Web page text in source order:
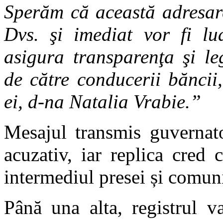
Sperăm că această
Dvs. şi imediat vor fi
asigura transparenţa şi
de către conducerii
ei, d-na Natalia Vrabie.”
Mesajul transmis
acuzativ, iar replica cred
intermediul presei și
Până una alta, registrul